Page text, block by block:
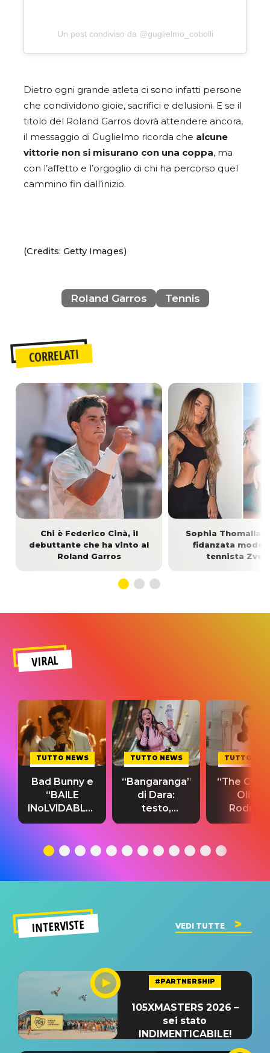
Un post condiviso da @guglielmo_cobolli
Dietro ogni grande atleta ci sono infatti persone
che condividono gioie, sacrifici e delusioni. E se il
titolo del Roland Garros dovrà attendere ancora,
il messaggio di Guglielmo ricorda che alcune
vittorie non si misurano con una coppa, ma
con l’affetto e l’orgoglio di chi ha percorso quel
cammino fin dall’inizio.
(Credits: Getty Images)
Roland Garros Tennis
CORRELATI
Chi è Federico Cinà, il
debuttante che ha vinto al
Roland Garros
Sophia Thomalla:
fidanzata
tennista
VIRAL
TUTTO NEWS
Bad Bunny e
“BAILE
INoLVIDABLE”:
testo,
significato
TUTTO NEWS
“Bangaranga”
di Dara:
testo,
traduzione e
del singolo
TUTTO
“The
Olivia
testo,
INTERVISTE VEDI TUTTE
#PARTNERSHIP
105XMASTERS 2026 –
sei stato
INDIMENTICABILE!